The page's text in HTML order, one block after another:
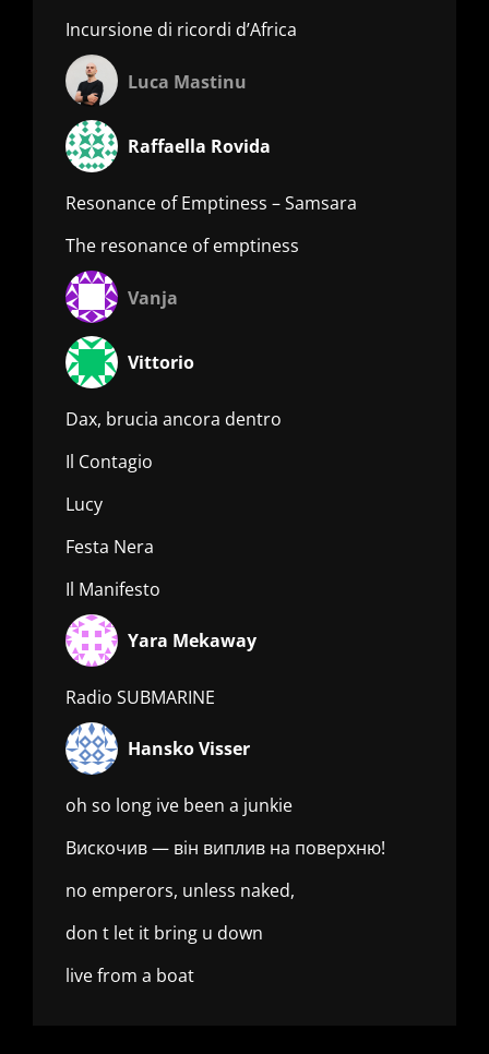
Incursione di ricordi d’Africa
Luca Mastinu
Raffaella Rovida
Resonance of Emptiness – Samsara
The resonance of emptiness
Vanja
Vittorio
Dax, brucia ancora dentro
Il Contagio
Lucy
Festa Nera
Il Manifesto
Yara Mekaway
Radio SUBMARINE
Hansko Visser
oh so long ive been a junkie
Вискочив — він виплив на поверхню!
no emperors, unless naked,
don t let it bring u down
live from a boat